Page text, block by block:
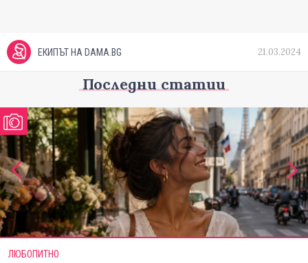
ЕКИПЪТ НА DAMA.BG 21.03.2024
Последни статии
ЛЮБОПИТНО